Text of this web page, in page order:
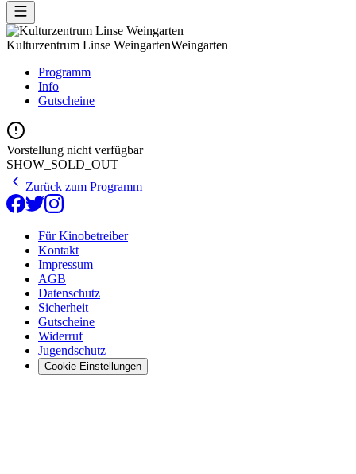
Kulturzentrum Linse WeingartenWeingarten
Programm
Info
Gutscheine
Vorstellung nicht verfügbar
SHOW_SOLD_OUT
Zurück zum Programm
Für Kinobetreiber
Kontakt
Impressum
AGB
Datenschutz
Sicherheit
Gutscheine
Widerruf
Jugendschutz
Cookie Einstellungen